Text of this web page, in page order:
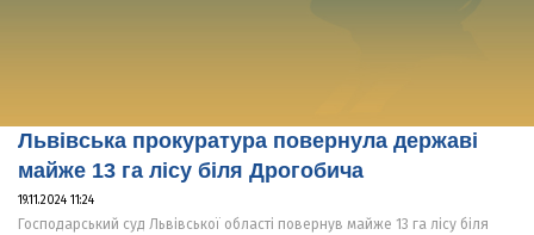
Львівська прокуратура повернула державі
майже 13 га лісу біля Дрогобича
19.11.2024 11:24
Господарський суд Львівської області повернув майже 13 га лісу біля